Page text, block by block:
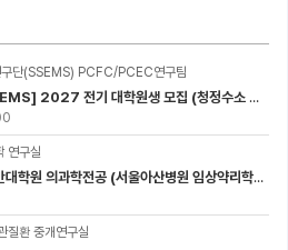
구단(SSEMS) PCFC/PCEC연구팀
[KIST 수소에너지소재연구단 SSEMS] 2027 전기 대학원생 모집 (청정수소 생산/활용을 위한 프로톤 세라믹 전지)
연구실
2027학년도 전기 울산대학교 일반대학원 의과학전공 (서울아산병원 임상약리학과 약동약력학 연구실) 대학원생 모집공고
질환 중개연구실